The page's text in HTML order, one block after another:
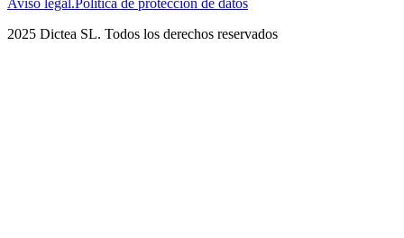
2025 Dictea SL. Todos los derechos reservados